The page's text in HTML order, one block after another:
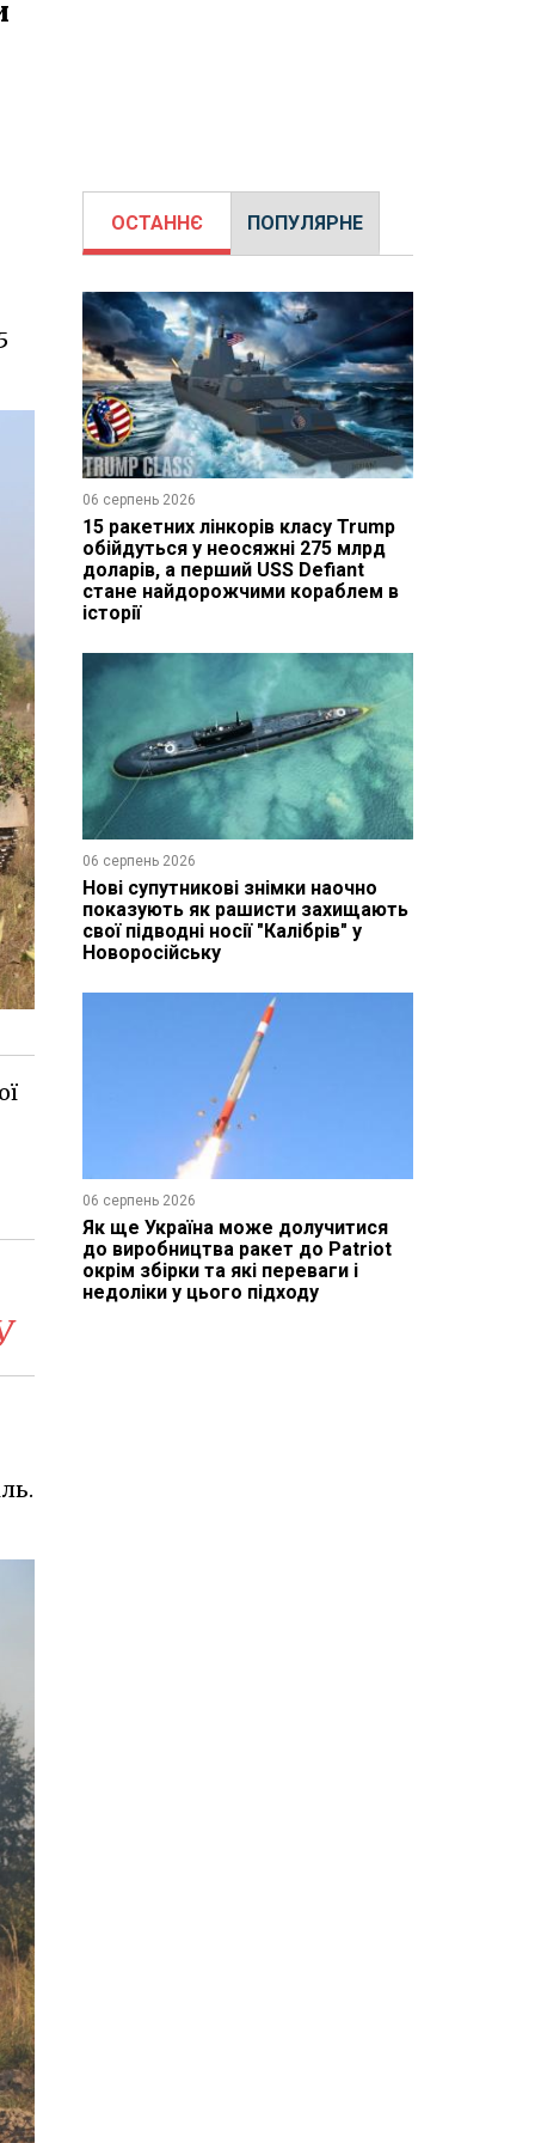
ОСТАННЄ ПОПУЛЯРНЕ
06 серпень 2026
15 ракетних лінкорів класу Trump
обійдуться у неосяжні 275 млрд
доларів, а перший USS Defiant
стане найдорожчими кораблем в
історії
06 серпень 2026
Нові супутникові знімки наочно
показують як рашисти захищають
свої підводні носії "Калібрів" у
Новоросійську
06 серпень 2026
Як ще Україна може долучитися
до виробництва ракет до Patriot
окрім збірки та які переваги і
недоліки у цього підходу